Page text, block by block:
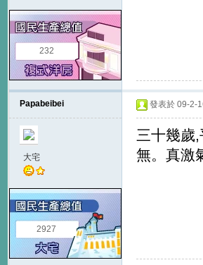
232
Papabeibei
大宅
2927
發表於 09-2-
三十幾歲
無。真激